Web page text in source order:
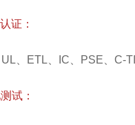
证：
、ETL、IC、PSE、C-
试：